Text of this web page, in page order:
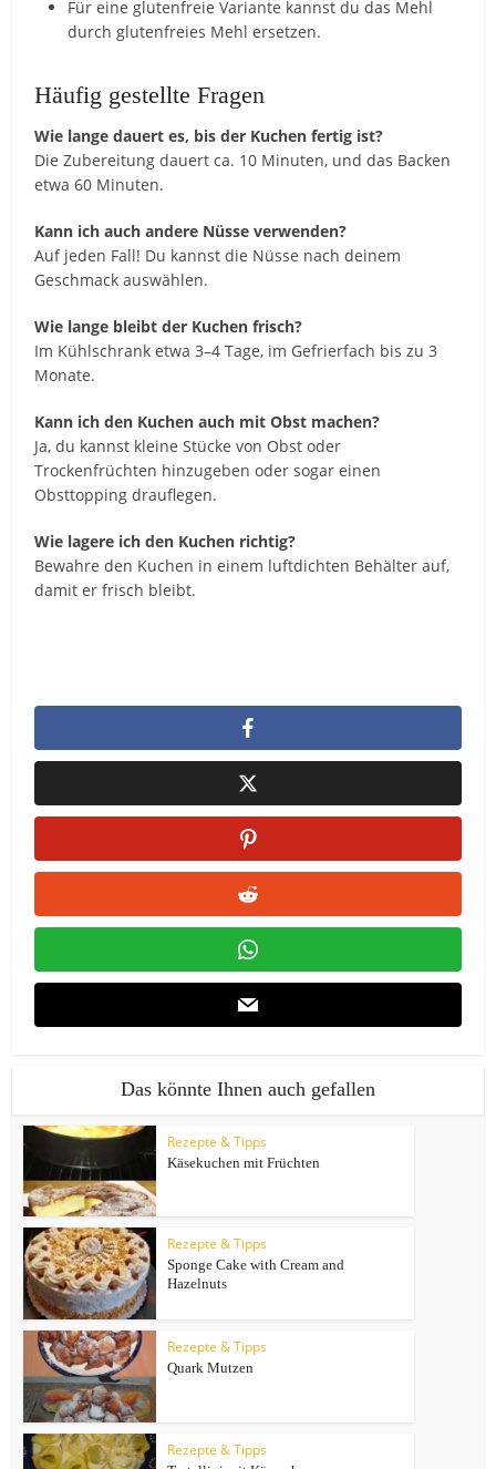
Für eine glutenfreie Variante kannst du das Mehl
durch glutenfreies Mehl ersetzen.
Häufig gestellte Fragen
Wie lange dauert es, bis der Kuchen fertig ist?
Die Zubereitung dauert ca. 10 Minuten, und das Backen
etwa 60 Minuten.
Kann ich auch andere Nüsse verwenden?
Auf jeden Fall! Du kannst die Nüsse nach deinem
Geschmack auswählen.
Wie lange bleibt der Kuchen frisch?
Im Kühlschrank etwa 3–4 Tage, im Gefrierfach bis zu 3
Monate.
Kann ich den Kuchen auch mit Obst machen?
Ja, du kannst kleine Stücke von Obst oder
Trockenfrüchten hinzugeben oder sogar einen
Obsttopping drauflegen.
Wie lagere ich den Kuchen richtig?
Bewahre den Kuchen in einem luftdichten Behälter auf,
damit er frisch bleibt.
Das könnte Ihnen auch gefallen
Rezepte & Tipps
Käsekuchen mit Früchten
Rezepte & Tipps
Sponge Cake with Cream and
Hazelnuts
Rezepte & Tipps
Quark Mutzen
Rezepte & Tipps